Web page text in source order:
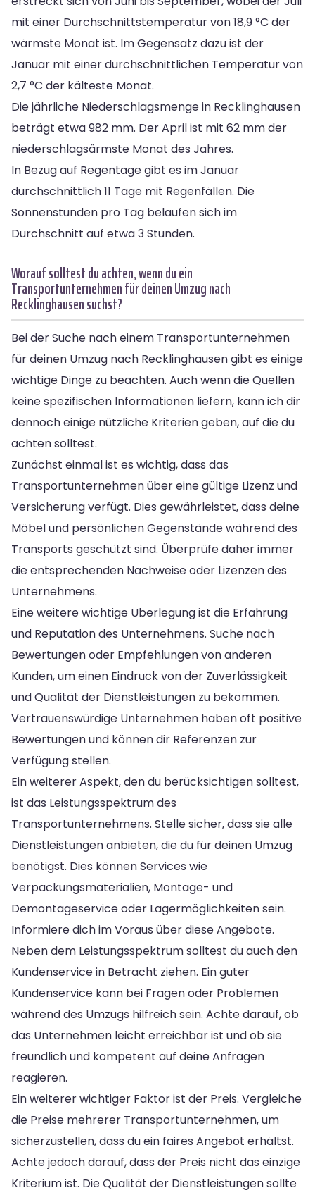
mit einer Durchschnittstemperatur von 18,9 °C der
wärmste Monat ist. Im Gegensatz dazu ist der
Januar mit einer durchschnittlichen Temperatur von
2,7 °C der kälteste Monat.
Die jährliche Niederschlagsmenge in Recklinghausen
beträgt etwa 982 mm. Der April ist mit 62 mm der
niederschlagsärmste Monat des Jahres.
In Bezug auf Regentage gibt es im Januar
durchschnittlich 11 Tage mit Regenfällen. Die
Sonnenstunden pro Tag belaufen sich im
Durchschnitt auf etwa 3 Stunden.
Worauf solltest du achten, wenn du ein
Transportunternehmen für deinen Umzug nach
Recklinghausen suchst?
Bei der Suche nach einem Transportunternehmen
für deinen Umzug nach Recklinghausen gibt es einige
wichtige Dinge zu beachten. Auch wenn die Quellen
keine spezifischen Informationen liefern, kann ich dir
dennoch einige nützliche Kriterien geben, auf die du
achten solltest.
Zunächst einmal ist es wichtig, dass das
Transportunternehmen über eine gültige Lizenz und
Versicherung verfügt. Dies gewährleistet, dass deine
Möbel und persönlichen Gegenstände während des
Transports geschützt sind. Überprüfe daher immer
die entsprechenden Nachweise oder Lizenzen des
Unternehmens.
Eine weitere wichtige Überlegung ist die Erfahrung
und Reputation des Unternehmens. Suche nach
Bewertungen oder Empfehlungen von anderen
Kunden, um einen Eindruck von der Zuverlässigkeit
und Qualität der Dienstleistungen zu bekommen.
Vertrauenswürdige Unternehmen haben oft positive
Bewertungen und können dir Referenzen zur
Verfügung stellen.
Ein weiterer Aspekt, den du berücksichtigen solltest,
ist das Leistungsspektrum des
Transportunternehmens. Stelle sicher, dass sie alle
Dienstleistungen anbieten, die du für deinen Umzug
benötigst. Dies können Services wie
Verpackungsmaterialien, Montage- und
Demontageservice oder Lagermöglichkeiten sein.
Informiere dich im Voraus über diese Angebote.
Neben dem Leistungsspektrum solltest du auch den
Kundenservice in Betracht ziehen. Ein guter
Kundenservice kann bei Fragen oder Problemen
während des Umzugs hilfreich sein. Achte darauf, ob
das Unternehmen leicht erreichbar ist und ob sie
freundlich und kompetent auf deine Anfragen
reagieren.
Ein weiterer wichtiger Faktor ist der Preis. Vergleiche
die Preise mehrerer Transportunternehmen, um
sicherzustellen, dass du ein faires Angebot erhältst.
Achte jedoch darauf, dass der Preis nicht das einzige
Kriterium ist. Die Qualität der Dienstleistungen sollte